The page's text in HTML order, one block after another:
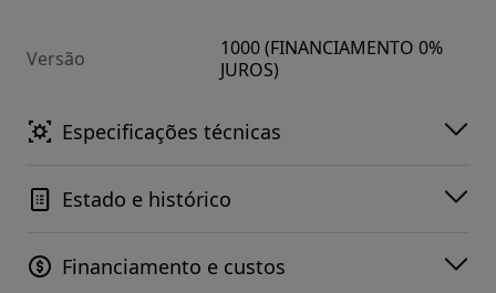
Versão
1000 (FINANCIAMENTO 0%
JUROS)
Especificações técnicas
Estado e histórico
Financiamento e custos